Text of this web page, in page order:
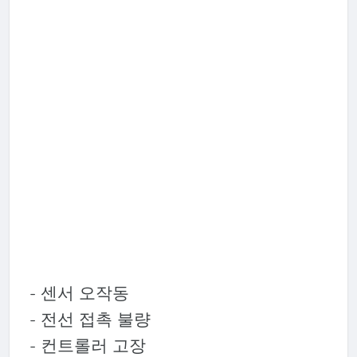
- 센서 오작동
- 전선 접촉 불량
- 컨트롤러 고장